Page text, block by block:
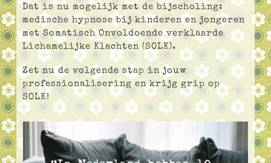
Dat is nu mogelijk met de bijscholing:
medische hypnose bij kinderen en jongeren
met Somatisch Onvoldoende verklaarde
Lichamelijke Klachten (SOLK).
Zet nu de volgende stap in jouw
professionalisering en krijg grip op
SOLK!